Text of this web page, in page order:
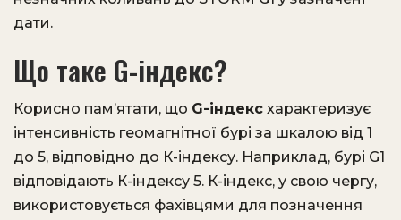
дати.
Що таке G-індекс?
Корисно пам’ятати, що G-індекс характеризує
інтенсивність геомагнітної бурі за шкалою від 1
до 5, відповідно до К-індексу. Наприклад, бурі G1
відповідають К-індексу 5. К-індекс, у свою чергу,
використовується фахівцями для позначення